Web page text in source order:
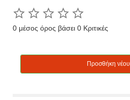
0 μέσος όρος βάσει 0 Κριτικές
Προσθήκη νέου